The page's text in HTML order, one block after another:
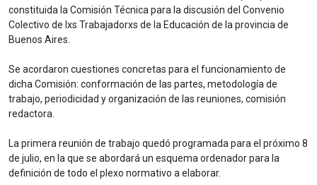
constituida la Comisión Técnica para la discusión del Convenio
Colectivo de lxs Trabajadorxs de la Educación de la provincia de
Buenos Aires.
Se acordaron cuestiones concretas para el funcionamiento de
dicha Comisión: conformación de las partes, metodología de
trabajo, periodicidad y organización de las reuniones, comisión
redactora.
La primera reunión de trabajo quedó programada para el próximo 8
de julio, en la que se abordará un esquema ordenador para la
definición de todo el plexo normativo a elaborar.